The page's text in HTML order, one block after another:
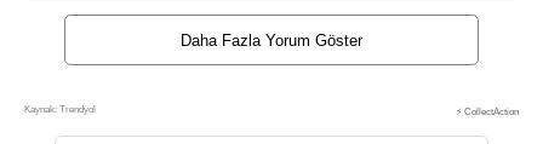
Daha Fazla Yorum Göster
Kaynak: Trendyol ⚡ CollectAction